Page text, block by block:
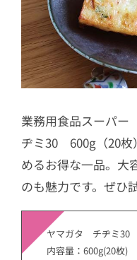
業務用食品スーパ
ヂミ30 600g（20枚
めるお得な一品。大
のも魅力です。ぜひ
ヤマガタ チヂミ30
内容量：600g(20枚)